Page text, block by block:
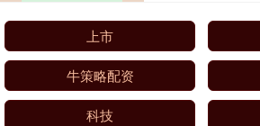
上市
牛策略配资
科技